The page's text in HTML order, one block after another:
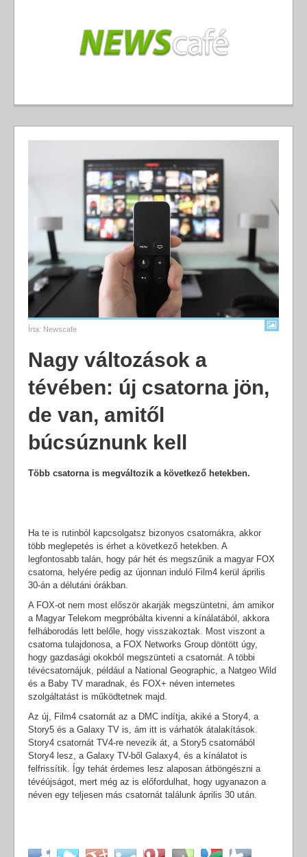
Írta: Newscafe
Nagy változások a
tévében: új csatorna jön,
de van, amitől
búcsúznunk kell
Több csatorna is megváltozik a következő hetekben.
Ha te is rutinból kapcsolgatsz bizonyos csatornákra, akkor
több meglepetés is érhet a következő hetekben. A
legfontosabb talán, hogy pár hét és megszűnik a magyar FOX
csatorna, helyére pedig az újonnan induló Film4 kerül április
30-án a délutáni órákban.
A FOX-ot nem most először akarják megszüntetni, ám amikor
a Magyar Telekom megpróbálta kivenni a kínálatából, akkora
felháborodás lett belőle, hogy visszakoztak. Most viszont a
csatorna tulajdonosa, a FOX Networks Group döntött úgy,
hogy gazdasági okokból megszünteti a csatornát. A többi
tévécsatornájuk, például a National Geographic, a Natgeo Wild
és a Baby TV maradnak, és FOX+ néven internetes
szolgáltatást is működtetnek majd.
Az új, Film4 csatornát az a DMC indítja, akiké a Story4, a
Story5 és a Galaxy TV is, ám itt is várhatók átalakítások.
Story4 csatornát TV4-re nevezik át, a Story5 csatornából
Story4 lesz, a Galaxy TV-ből Galaxy4, és a kínálatot is
felfrissítik. Így tehát érdemes lesz alaposan átböngészni a
tévéújságot, mert még az is előfordulhat, hogy ugyanazon a
néven egy teljesen más csatornát találunk április 30 után.